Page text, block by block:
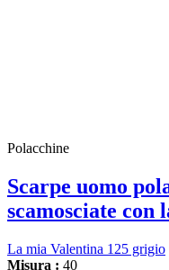
Polacchine
Scarpe uomo
scamosciate con
La mia Valentina 125 grigio
Misura : 40